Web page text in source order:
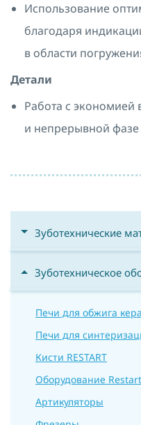
Зуботехнические
Зуботехническое
Печи для обжига
Печи для
Кисти RESTART
Оборудование Restart
Артикуляторы
Использование
благодаря
в области
Детали
Работа с экономией
и непрерывной фазе